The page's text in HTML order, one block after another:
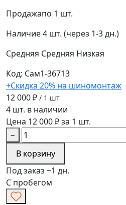
Продажапо 1 шт.
Наличие4 шт. (через 1-3 дн.)
Средняя Средняя Низкая
Код: Сам1-36713
+Скидка 20% на шиномонтаж
12 000 ₽ / 1 шт
4 шт. в наличии
Цена 12 000 ₽ за 1 шт.
−
В корзину
Под заказ ~1 дн.
С пробегом